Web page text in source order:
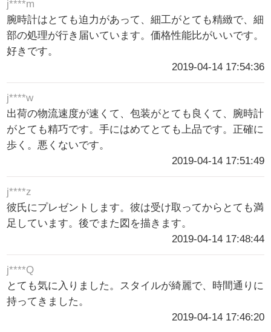
j****m
腕時計はとても迫力があって、細工がとても精緻で、細
部の処理が行き届いています。価格性能比がいいです。
好きです。
2019-04-14 17:54:36
j****w
出荷の物流速度が速くて、包装がとても良くて、腕時計
がとても精巧です。手にはめてとても上品です。正確に
歩く。悪くないです。
2019-04-14 17:51:49
j****z
彼氏にプレゼントします。彼は受け取ってからとても満
足しています。後でまた図を描きます。
2019-04-14 17:48:44
j****Q
とても気に入りました。スタイルが綺麗で、時間通りに
持ってきました。
2019-04-14 17:46:20